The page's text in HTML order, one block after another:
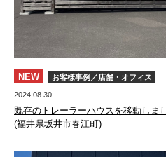
NEW お客様事例／店舗・オフィス
2024.08.30
既存のトレーラーハウスを移動しま
(福井県坂井市春江町)